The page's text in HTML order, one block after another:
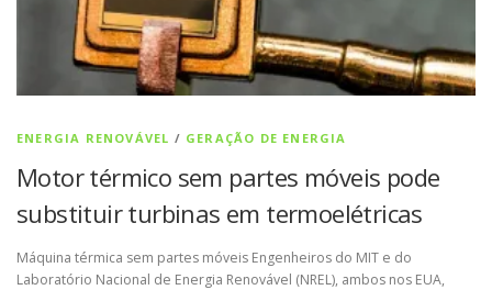
ENERGIA RENOVÁVEL / GERAÇÃO DE ENERGIA
Motor térmico sem partes móveis pode
substituir turbinas em termoelétricas
Máquina térmica sem partes móveis Engenheiros do MIT e do
Laboratório Nacional de Energia Renovável (NREL), ambos nos EUA,